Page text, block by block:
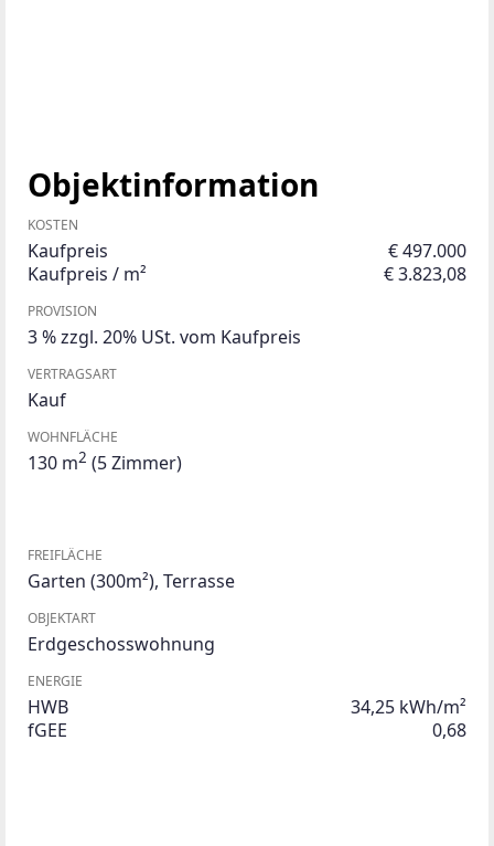
Objektinformation
KOSTEN
Kaufpreis
€ 497.000
Kaufpreis / m²
€ 3.823,08
PROVISION
3 % zzgl. 20% USt. vom Kaufpreis
VERTRAGSART
Kauf
WOHNFLÄCHE
130 m2 (5 Zimmer)
FREIFLÄCHE
Garten (300m²), Terrasse
OBJEKTART
Erdgeschosswohnung
ENERGIE
HWB
34,25 kWh/m²
fGEE
0,68